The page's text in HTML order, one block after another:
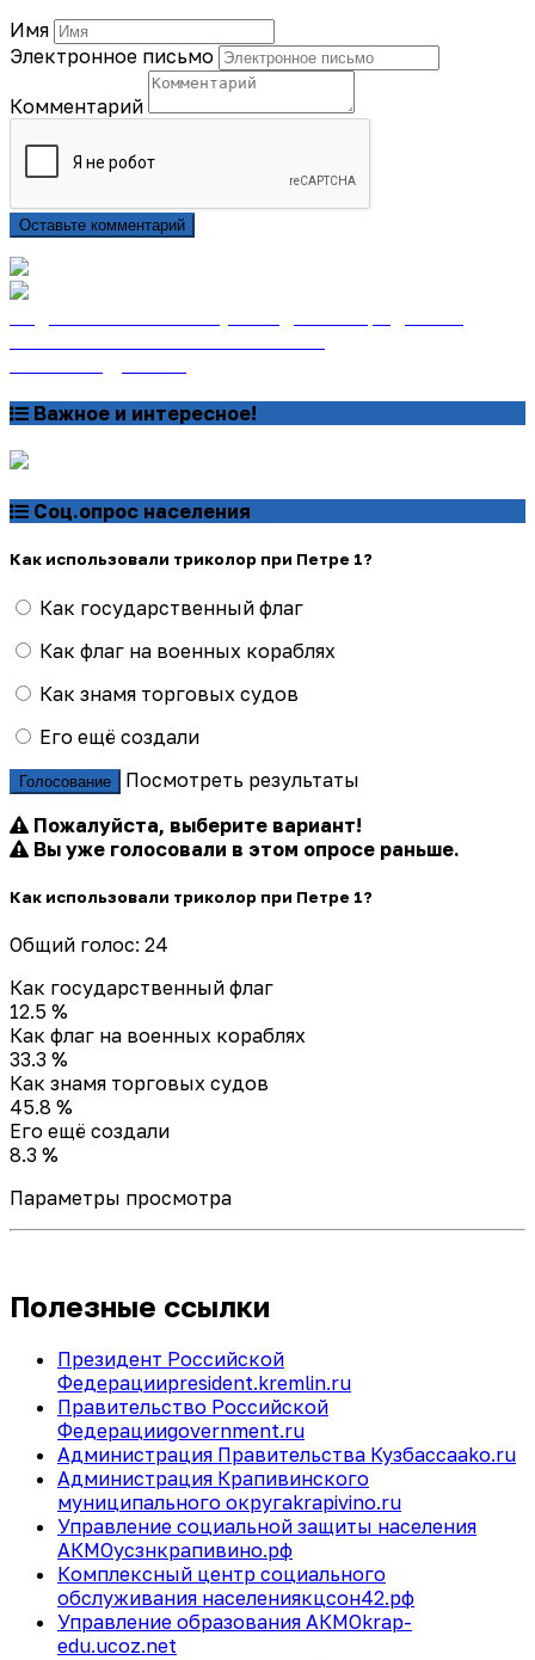
Имя
Электронное письмо
Комментарий
Оставьте комментарий
Важное и интересное!
Соц.опрос населения
Как использовали триколор при Петре 1?
Как государственный флаг
Как флаг на военных кораблях
Как знамя торговых судов
Его ещё создали
Голосование
Посмотреть результаты
Пожалуйста, выберите вариант!
Вы уже голосовали в этом опросе раньше.
Как использовали триколор при Петре 1?
Общий голос: 24
Как государственный флаг
12.5 %
Как флаг на военных кораблях
33.3 %
Как знамя торговых судов
45.8 %
Его ещё создали
8.3 %
Параметры просмотра
Полезные ссылки
Президент Российской
Федерацииpresident.kremlin.ru
Правительство Российской
Федерацииgovernment.ru
Администрация Правительства Кузбассаako.ru
Администрация Крапивинского
муниципального округаkrapivino.ru
Управление социальной защиты населения
АКМОусзнкрапивино.рф
Комплексный центр социального
обслуживания населениякцсон42.рф
Управление образования АКМОkrap-
edu.ucoz.net